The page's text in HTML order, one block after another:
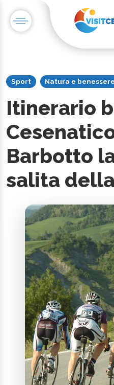
Sport Natura e benessere
Itinerario
Barbotto
salita